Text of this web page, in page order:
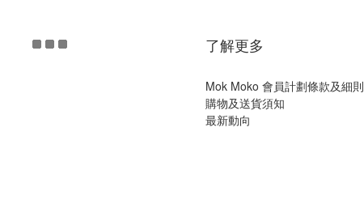
了解更多
Mok Moko 會員計劃條款及細則
購物及送貨須知
最新動向